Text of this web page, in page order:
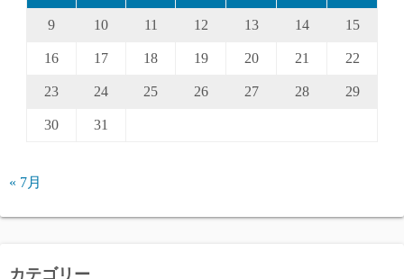
9 10 11 12 13 14 15
16 17 18 19 20 21 22
23 24 25 26 27 28 29
30 31
« 7月
カテゴリー